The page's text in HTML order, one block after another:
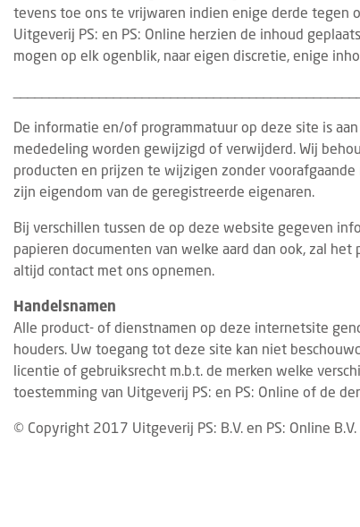
tevens toe ons te vrijwaren indien enige derde tegen
Uitgeverij PS: en PS: Online herzien de inhoud
mogen op elk ogenblik, naar eigen discretie, enige
De informatie en/of programmatuur op deze site is
mededeling worden gewijzigd of verwijderd. Wij
producten en prijzen te wijzigen zonder
zijn eigendom van de geregistreerde eigenaren.
Bij verschillen tussen de op deze website gegeven
papieren documenten van welke aard dan ook, zal
altijd contact met ons opnemen.
Handelsnamen
Alle product- of dienstnamen op deze internetsite
houders. Uw toegang tot deze site kan niet
licentie of gebruiksrecht m.b.t. de merken welke
toestemming van Uitgeverij PS: en PS: Online of de
© Copyright 2017 Uitgeverij PS: B.V. en PS: Online
SPOTLIGHTWEKEN FRANCHISE 5 AUGUSTUS 2026
De komende weken richten wij de
spotlights op: Franchise
duiken we in de wereld van
formuleondernemerschap binnen de
horeca. Van de voordelen en uitdagingen